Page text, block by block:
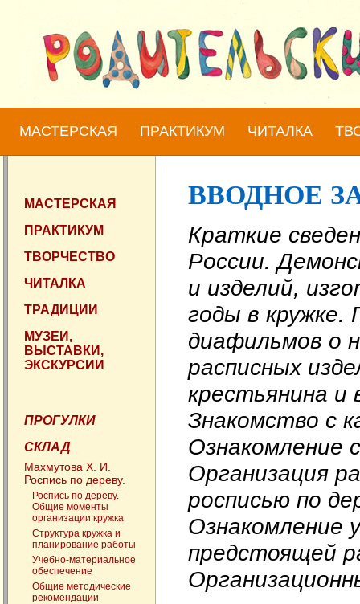
МАСТЕРСКАЯ ПРАКТИКУМ ЧИТАЛКА
МАСТЕРСКАЯ
ПРАКТИКУМ
ТВОРЧЕСТВО
ЧИТАЛКА
ТРАДИЦИИ
МУЗЕИ,
ВЫСТАВКИ,
ЭКСКУРСИИ
ПРОГУЛКИ
СКЛАД
Махмутова Х. И.
Роспись по дереву.
Роспись по дереву.
Общие моменты
организации кружка
Структура кружка и
планирование работы
Учебно-материальное
обеспечение
Общие методические
рекомендации
ВВОДНОЕ
Краткие
России.
и изделий,
годы в кружке.
диафильмов о
расписных
крестьянина и
Знакомство с
Ознакомление
Организация
росписью по
Ознакомление
предстоящей